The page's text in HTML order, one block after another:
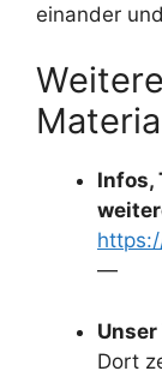
einander
Infos,
—
Dort